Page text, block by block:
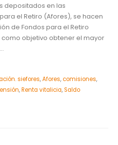
depositados en las
el Retiro (Afores), se hacen
de Fondos para el Retiro
como objetivo obtener el mayor
siefores,Afores,comisiones,
,Renta vitalicia,Saldo